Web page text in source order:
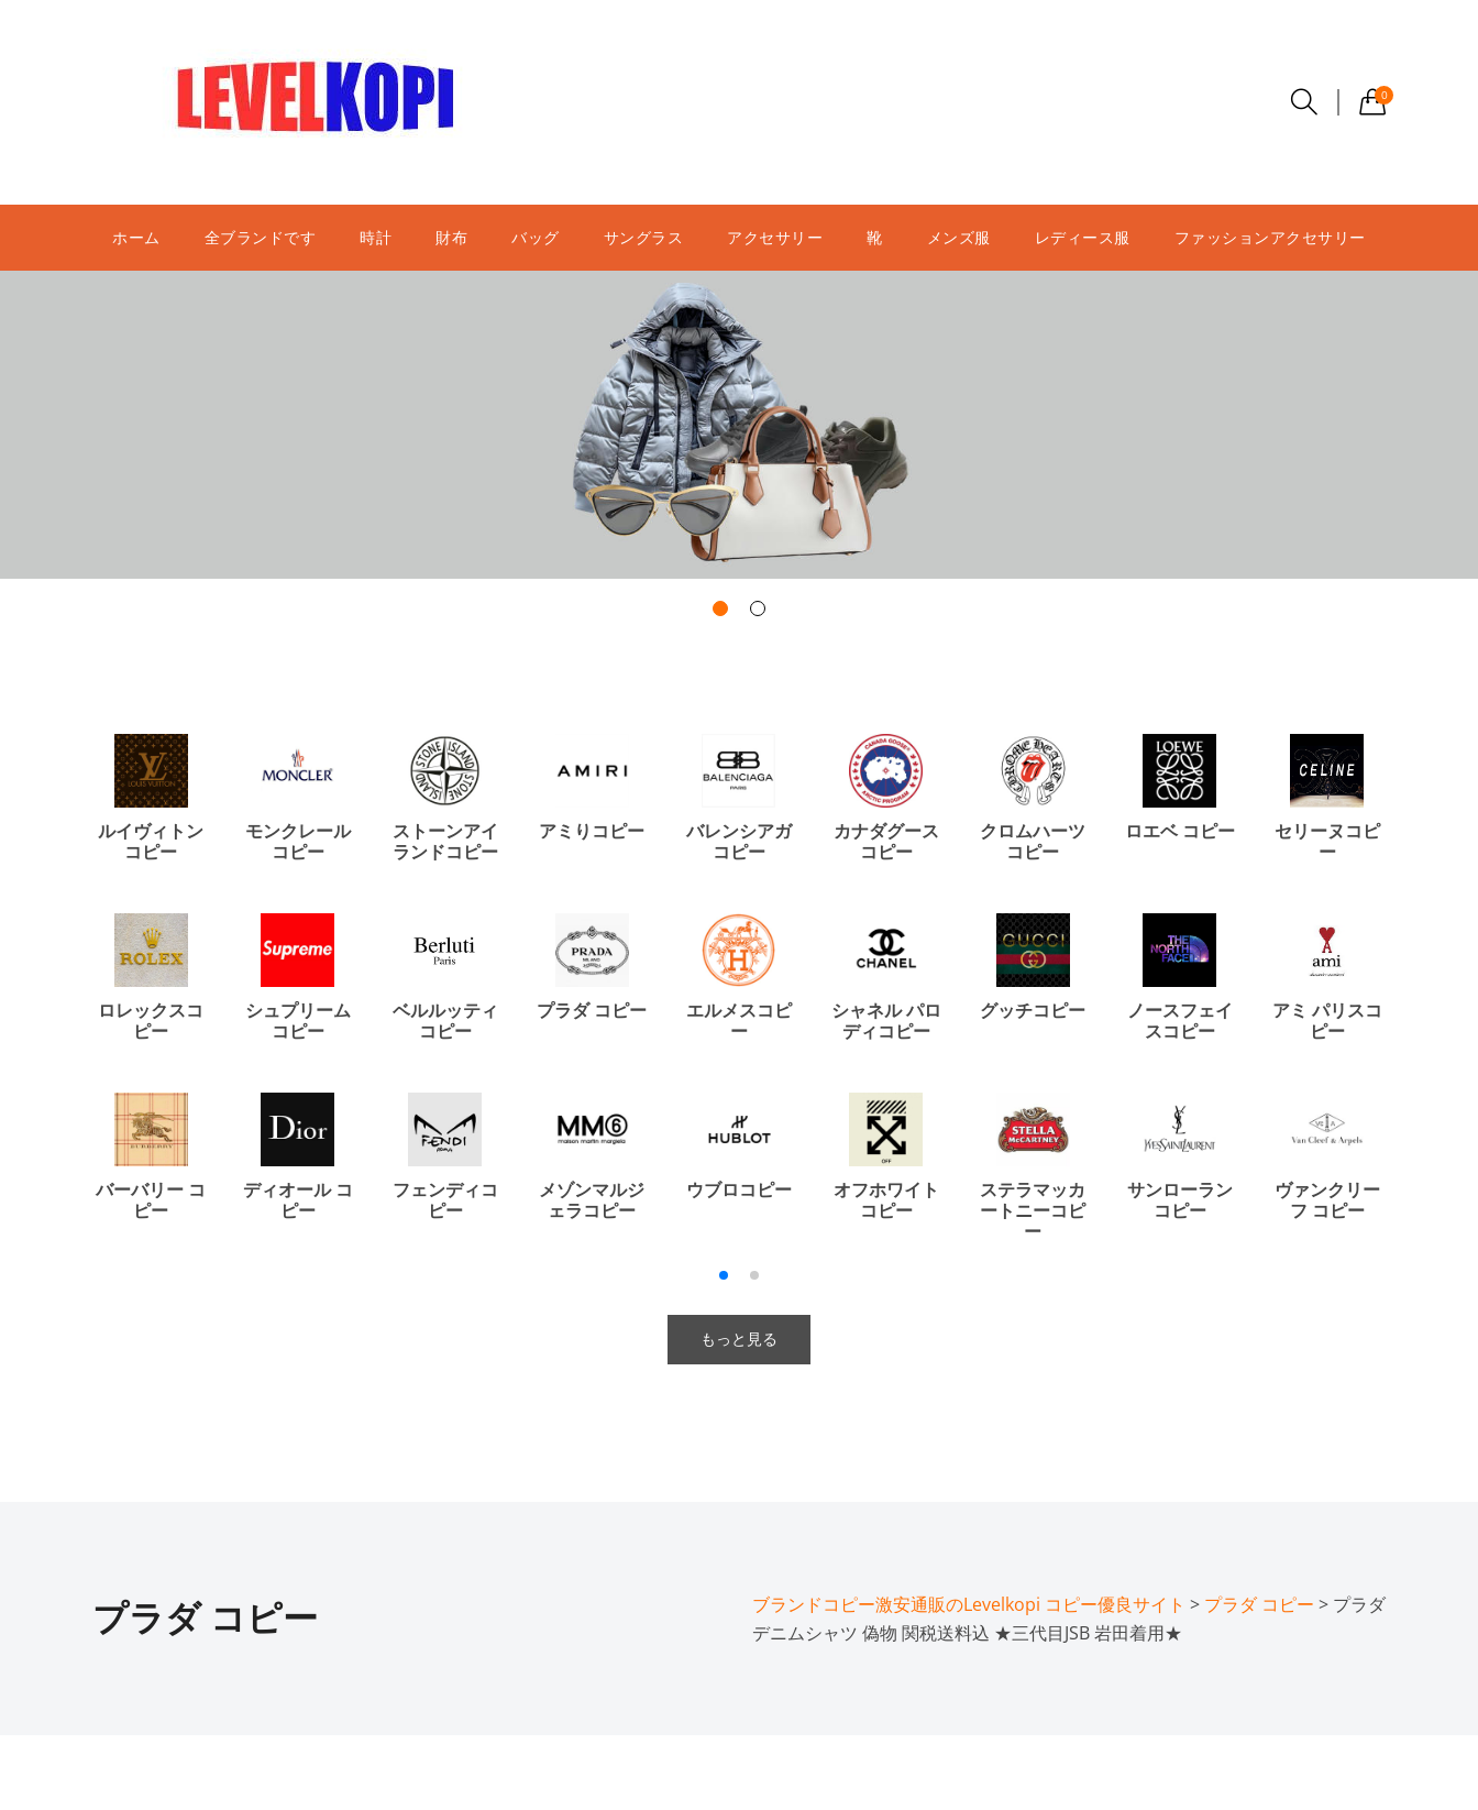
0
ホーム 全ブランドです 時計 財布 バッグ サングラス アクセサリー 靴 メンズ服 レディース服 ファッションアクセサリー
ルイヴィトン
コピー
モンクレール
コピー
ストーンアイ
ランドコピー
アミりコピー
バレンシアガ
コピー
カナダグース
コピー
クロムハーツ
コピー
ロエベ コピー
セリーヌコピ
ー
ロレックスコ
ピー
シュプリーム
コピー
ベルルッティ
コピー
プラダ コピー
エルメスコピ
ー
シャネル パロ
ディコピー
グッチコピー
ノースフェイ
スコピー
アミ パリスコ
ピー
バーバリー コ
ピー
ディオール コ
ピー
フェンディコ
ピー
メゾンマルジ
ェラコピー
ウブロコピー
オフホワイト
コピー
ステラマッカ
ートニーコピ
ー
サンローラン
コピー
ヴァンクリー
フ コピー
もっと見る
プラダ コピー ブランドコピー激安通販のLevelkopi コピー優良サイト > プラダ コピー > プラダ
デニムシャツ 偽物 関税送料込 ★三代目JSB 岩田着用★